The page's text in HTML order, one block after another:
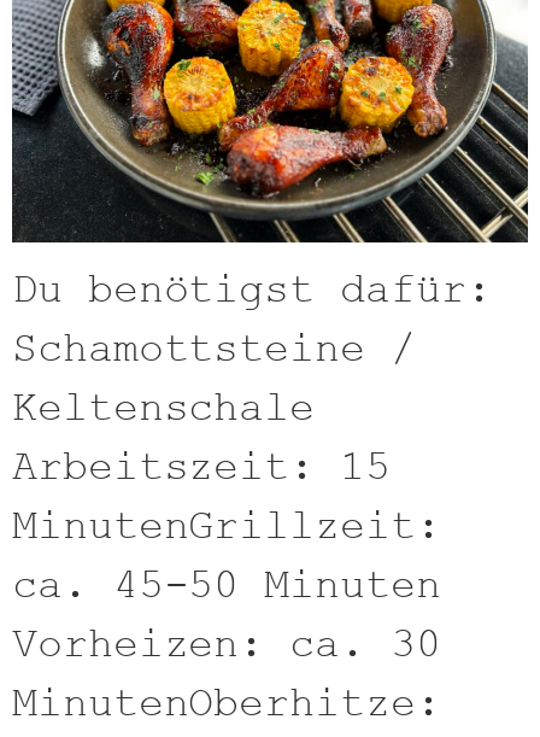
Du benötigst dafür:
Schamottsteine /
Keltenschale
Arbeitszeit: 15
MinutenGrillzeit:
ca. 45-50 Minuten
Vorheizen: ca. 30
MinutenOberhitze: